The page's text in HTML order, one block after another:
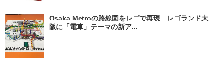
Osaka Metroの路線図をレゴで再現 レゴランド大
阪に「電車」テーマの新ア...